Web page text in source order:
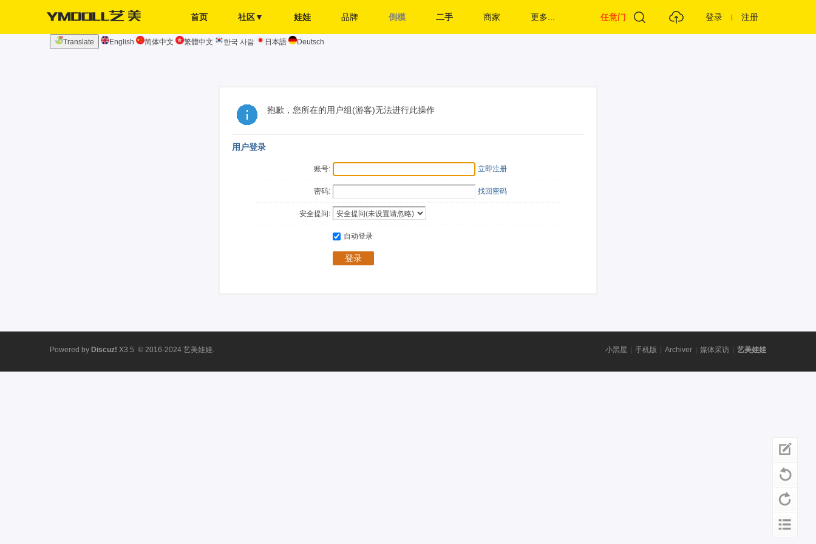
首页 社区▼ 娃娃 品牌 倒模 二手 商家 更多... 任意门 登录 注册
Translate English 简体中文 繁體中文 한국 사람 日本語 Deutsch
抱歉，您所在的用户组(游客)无法进行此操作
用户登录
账号: 立即注册
密码: 找回密码
安全提问:
自动登录
登录
小黑屋 手机版 Archiver 媒体采访 艺美娃娃
Powered by Discuz! X3.5 © 2016-2024 艺美娃娃.